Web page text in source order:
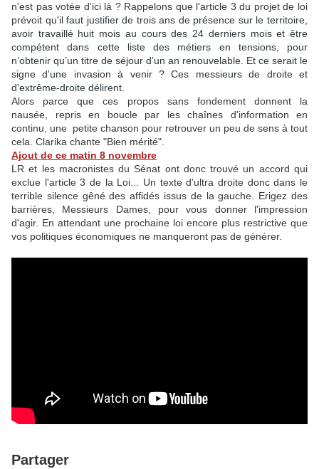
n'est pas votée d'ici là ? Rappelons que l'article 3 du projet de loi
prévoit qu'il faut justifier de trois ans de présence sur le territoire,
avoir travaillé huit mois au cours des 24 derniers mois et être
compétent dans cette liste des métiers en tensions, pour
n’obtenir qu’un titre de séjour d’un an renouvelable. Et ce serait le
signe d'une invasion à venir ? Ces messieurs de droite et
d'extrême-droite délirent.
Alors parce que ces propos sans fondement donnent la
nausée, repris en boucle par les chaînes d'information en
continu, une petite chanson pour retrouver un peu de sens à tout
cela. Clarika chante "Bien mérité".
Ajout de ce matin 8 novembre
LR et les macronistes du Sénat ont donc trouvé un accord qui
exclue l'article 3 de la Loi... Un texte d'ultra droite donc dans le
terrible silence gêné des affidés issus de la gauche. Erigez des
barrières, Messieurs Dames, pour vous donner l'impression
d'agir. En attendant une prochaine loi encore plus restrictive que
vos politiques économiques ne manqueront pas de générer.
Partager